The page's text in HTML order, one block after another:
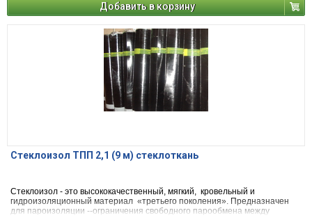
Добавить в корзину
Стеклоизол ТПП 2,1 (9 м) стеклоткань
Стеклоизол - это высококачественный, мягкий, кровельный и
гидроизоляционный материал «третьего поколения». Предназначен
для пароизоляции --ограничения свободного парообмена между